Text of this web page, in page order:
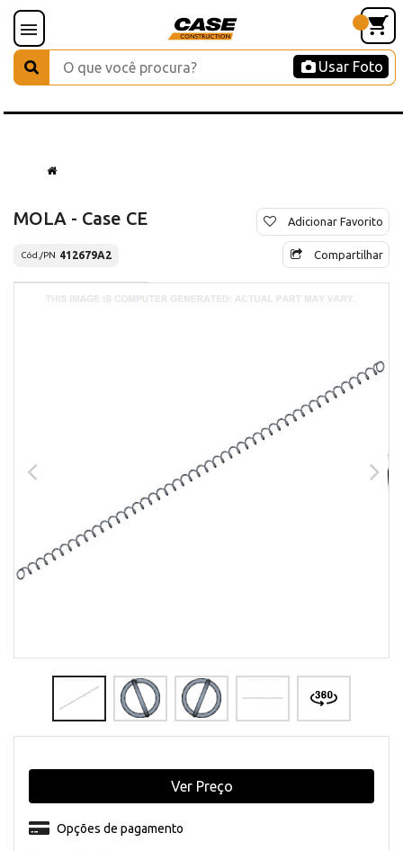
Usar Foto
MOLA - Case CE
Cód./PN 412679A2
Adicionar Favorito
Compartilhar
Opções de pagamento
Ver Preço